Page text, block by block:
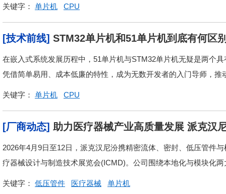
关键字： 单片机 CPU
[技术前线] STM32单片机和51单片机到底有何区
在嵌入式系统发展历程中，51单片机与STM32单片机无疑是两个
凭借简单易用、成本低廉的特性，成为无数开发者的入门导师，推
关键字： 单片机 CPU
[厂商动态] 助力医疗器械产业高质量发展 派克汉
2026年4月9日至12日，派克汉尼汾携精密流体、密封、低压管件
疗器械设计与制造技术展览会(ICMD)。公司围绕本地化与模块化
关键字： 低压管件 医疗器械 单片机